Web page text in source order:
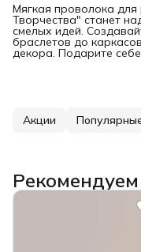
Мягкая проволока
Творчества" станет
смелых идей.
браслетов до
декора. Подарите
Акции